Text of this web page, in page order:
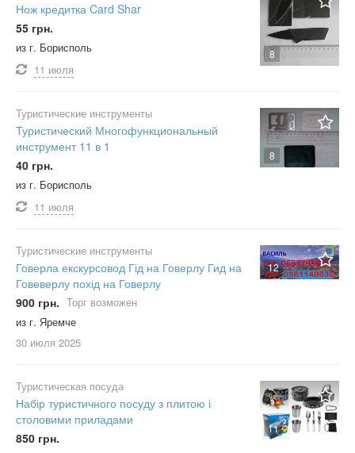
8
Нож кредитка Card Shar
55 грн.
из г. Борисполь
11 июля
8
Туристические инструменты
Туристический Многофункциональный
инструмент 11 в 1
40 грн.
из г. Борисполь
11 июля
12
Туристические инструменты
Говерла екскурсовод Гід на Говерлу Гид на
Говеверлу похід на Говерлу
900 грн. Торг возможен
из г. Яремче
30 июля 2025
11
Туристическая посуда
Набір туристичного посуду з плитою і
столовими приладами
850 грн.